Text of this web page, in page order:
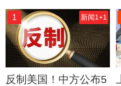
1 新闻1+1
反制美国！中方公布5